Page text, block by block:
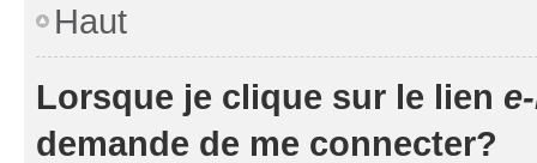
Haut
Lorsque je clique sur le lien
demande de me connecter?